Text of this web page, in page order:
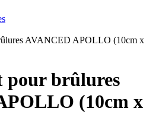
AVANCED APOLLO (10cm x
pour brûlures
(10cm x